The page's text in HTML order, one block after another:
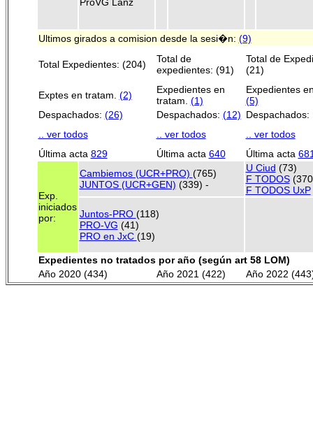
Ultimos girados a comision desde la sesi�n: (9)
Total Expedientes: (204)
Total de
expedientes: (91)
Total de
(21)
Exptes en tratam. (2)
Expedientes en
tratam. (1)
Expedientes
(5)
Despachados: (26) Despachados: (12) Despachados:
.. ver todos
.. ver todos
.. ver todos
Última acta 829 Última acta 640 Última acta
Exp.
iniciados
por:
Cambiemos (UCR+PRO) (765)
JUNTOS (UCR+GEN) (339) -
U Ciud (73)
F TODOS
F TODOS UxP
Juntos-PRO (118)
PRO-VG (41)
PRO en JxC (19)
Expedientes no tratados por año (según art 58 LOM)
Año 2020 (434)
Año 2021 (422) Año 2022